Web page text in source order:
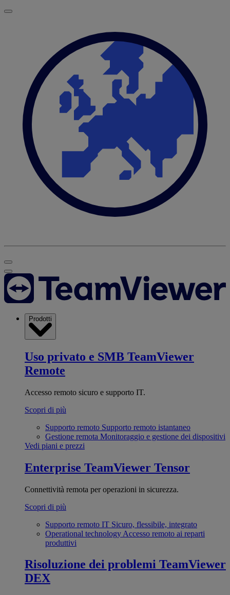
Prodotti
Uso privato e SMB TeamViewer
Remote
Accesso remoto sicuro e supporto IT.
Scopri di più
Supporto remoto Supporto remoto istantaneo
Gestione remota Monitoraggio e gestione dei dispositivi
Vedi piani e prezzi
Enterprise TeamViewer Tensor
Connettività remota per operazioni in sicurezza.
Scopri di più
Supporto remoto IT Sicuro, flessibile, integrato
Operational technology Accesso remoto ai reparti
produttivi
Risoluzione dei problemi TeamViewer
DEX